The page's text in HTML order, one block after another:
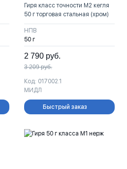
Гиря класс точности М2 кегля
50 г торговая стальная (хром)
НПВ
50 г
2 790 руб.
3 209руб.
Код: 017002.1
МИДЛ
Быстрый заказ